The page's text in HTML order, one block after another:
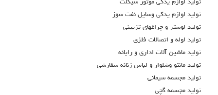
توليد لوازم يدكي موتور سيكلت
توليد لوازم يدكي وسايل نفت سوز
توليد لوستر و چراغهاي تزييني
توليد لوله و اتصالات فلزي
توليد ماشين آلات اداري و رايانه
توليد مانتو وشلوار و لباس زنانه سفارشي
توليد مجسمه سيماني
توليد مجسمه گچي